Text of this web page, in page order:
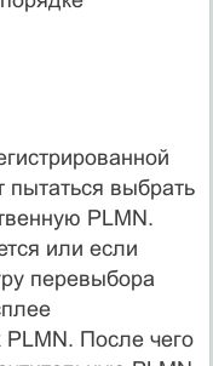
пытаться выбрать
PLMN.
или если
перевыбора
После чего